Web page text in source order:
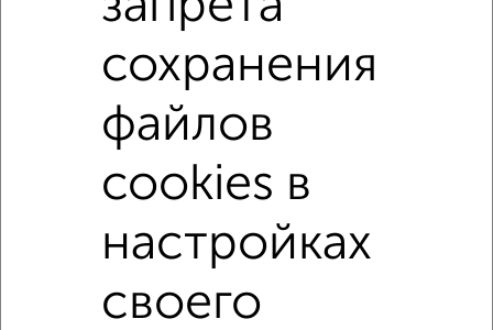
в панельном доме с раздельным санузлом
Цена до 4 500 000 руб. площадью до 50 м²
С кухней-гостиной
С большой лоджией
Двухкомнатные
От застройщика Без посредников
В новостройке
В строящемся доме
сохранения
файлов
cookies в
настройках
своего